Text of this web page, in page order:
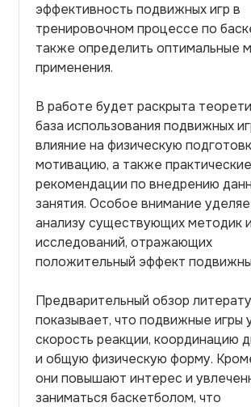
эффективность подвижных игр в
тренировочном процессе по
также определить оптимальные
применения.
В работе будет раскрыта
база использования подвижных
влияние на физическую
мотивацию, а также практические
рекомендации по внедрению
занятия. Особое внимание
анализу существующих методик и
исследований, отражающих
положительный эффект
Предварительный обзор
показывает, что подвижные игры
скорость реакции, координацию
и общую физическую форму.
они повышают интерес и
заниматься баскетболом, что